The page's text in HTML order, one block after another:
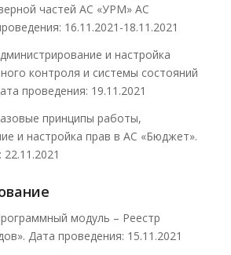
частей АС «УРМ» АС
16.11.2021-18.11.2021
и настройка
контроля и системы состояний
проведения: 19.11.2021
принципы работы,
и настройка прав в АС «Бюджет».
модуль – Реестр
Дата проведения: 15.11.2021